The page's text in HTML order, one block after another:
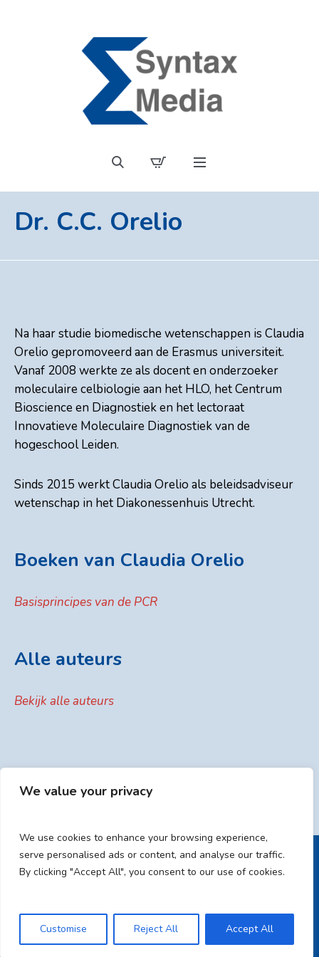
We value your privacy
We use cookies to enhance your browsing experience,
serve personalised ads or content, and analyse our traffic.
By clicking "Accept All", you consent to our use of cookies.
Customise Reject All Accept All
Dr. C.C. Orelio
Na haar studie biomedische wetenschappen is Claudia
Orelio gepromoveerd aan de Erasmus universiteit.
Vanaf 2008 werkte ze als docent en onderzoeker
moleculaire celbiologie aan het HLO, het Centrum
Bioscience en Diagnostiek en het lectoraat
Innovatieve Moleculaire Diagnostiek van de
hogeschool Leiden.
Sinds 2015 werkt Claudia Orelio als beleidsadviseur
wetenschap in het Diakonessenhuis Utrecht.
Boeken van Claudia Orelio
Basisprincipes van de PCR
Alle auteurs
Bekijk alle auteurs
HOME
ALGEMENE VOORWAARDEN
CONTACT / SYNTAX MEDIA
/ © 2023 | Syntax Media